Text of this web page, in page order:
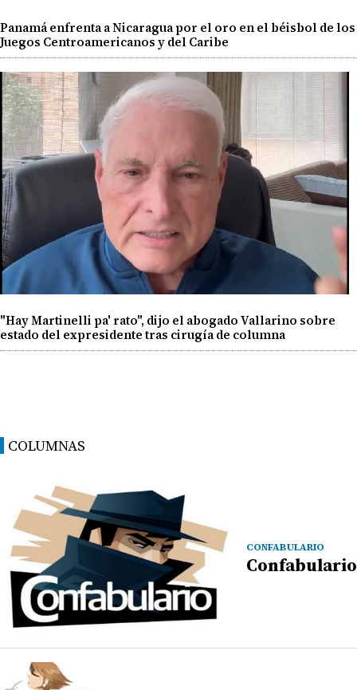
Panamá enfrenta a Nicaragua por el oro en el béisbol de los
Juegos Centroamericanos y del Caribe
"Hay Martinelli pa' rato", dijo el abogado Vallarino sobre
estado del expresidente tras cirugía de columna
COLUMNAS
CONFABULARIO
Confabulario